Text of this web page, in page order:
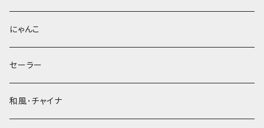
にゃんこ
セーラー
和風･チャイナ